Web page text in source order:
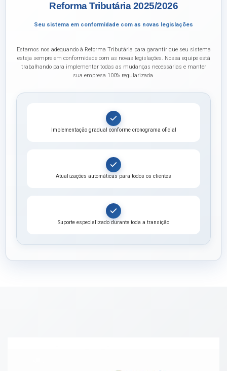
Reforma Tributária 2025/2026
Seu sistema em conformidade com as novas legislações
Estamos nos adequando à Reforma Tributária para garantir que seu sistema
esteja sempre em conformidade com as novas legislações. Nossa equipe está
trabalhando para implementar todas as mudanças necessárias e manter
sua empresa 100% regularizada.
Implementação gradual conforme cronograma oficial
Atualizações automáticas para todos os clientes
Suporte especializado durante toda a transição